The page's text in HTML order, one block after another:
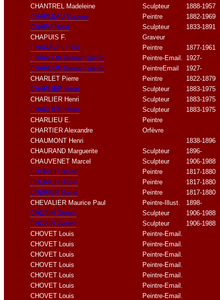
CHANTREL Madeleine
Sculpteur
1888-1957
CHAPLEAU Eugene
Peintre
1882-1969
CHAPU Henri
Sculpteur
1833-1891
CHAPUIS F.
Graveur
CHARAVEL Paul
Peintre
1877-1961
CHARDON Bernard (père) Peintre-Email. 1927-
CHARDON Bernard (père) PeintreEmail
1927-
CHARLET Pierre
Peintre
1822-1879
CHARLIER Henri
Sculpteur
1883-1975
CHARLIER Henri
Sculpteur
1883-1975
CHARLIER Henri
Sculpteur
1883-1975
CHARLIEU E.
Peintre
CHARTIER Alexandre
Orfèvre
CHAUMONT Henri
1838-1896
CHAURAND Marguerite
Sculpteur
1896-
CHAUVENET Marcel
Sculpteur
1906-1988
CHERIER Bruno
Peintre
1817-1880
CHERIER Bruno
Peintre
1817-1880
CHERIER Bruno
Peintre
1817-1880
CHEVALIER Maurice Paul
Peintre-Illust.
1898-
CHOAIN Gerard
Sculpteur
1906-1988
CHOAIN Gerard
Sculpteur
1906-1988
CHOVET Louis
Peintre-Email.
CHOVET Louis
Peintre-Email.
CHOVET Louis
Peintre-Email.
CHOVET Louis
Peintre-Email.
CHOVET Louis
Peintre-Email.
CHOVET Louis
Peintre-Email.
CHOVET Louis
Peintre-Email.